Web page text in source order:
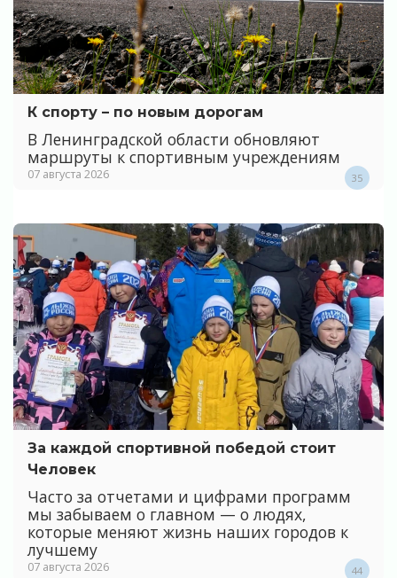
К спорту – по новым дорогам
В Ленинградской области обновляют
маршруты к спортивным учреждениям
07 августа 2026 35
За каждой спортивной победой стоит
Человек
Часто за отчетами и цифрами программ
мы забываем о главном — о людях,
которые меняют жизнь наших городов к
лучшему
07 августа 2026 44